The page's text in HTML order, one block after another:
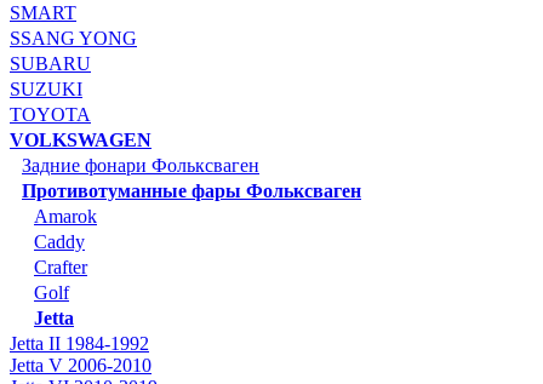
SMART
SSANG YONG
SUBARU
SUZUKI
TOYOTA
VOLKSWAGEN
Задние фонари Фольксваген
Противотуманные фары Фольксваген
Amarok
Caddy
Crafter
Golf
Jetta
Jetta II 1984-1992
Jetta V 2006-2010